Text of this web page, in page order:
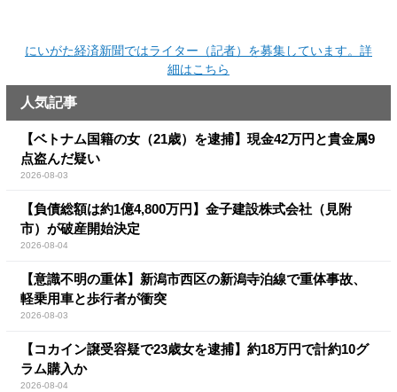
にいがた経済新聞ではライター（記者）を募集しています。詳
細はこちら
人気記事
【ベトナム国籍の女（21歳）を逮捕】現金42万円と貴金属9
点盗んだ疑い
2026-08-03
【負債総額は約1億4,800万円】金子建設株式会社（見附
市）が破産開始決定
2026-08-04
【意識不明の重体】新潟市西区の新潟寺泊線で重体事故、
軽乗用車と歩行者が衝突
2026-08-03
【コカイン譲受容疑で23歳女を逮捕】約18万円で計約10グ
ラム購入か
2026-08-04